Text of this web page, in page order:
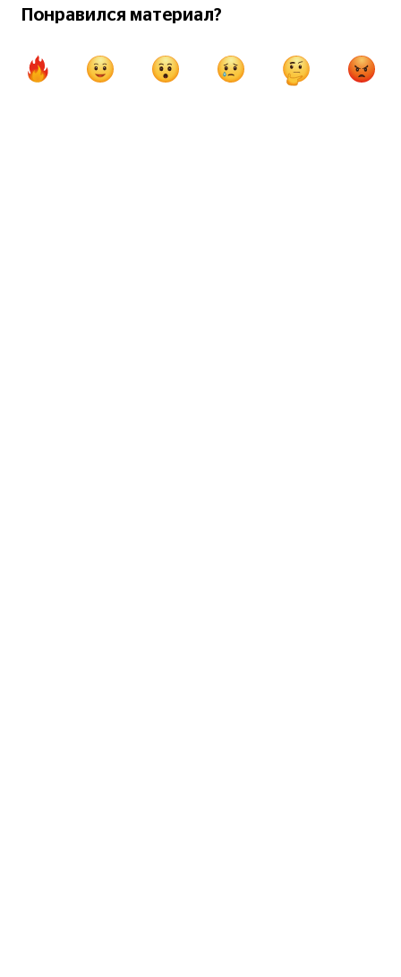
Понравился материал?